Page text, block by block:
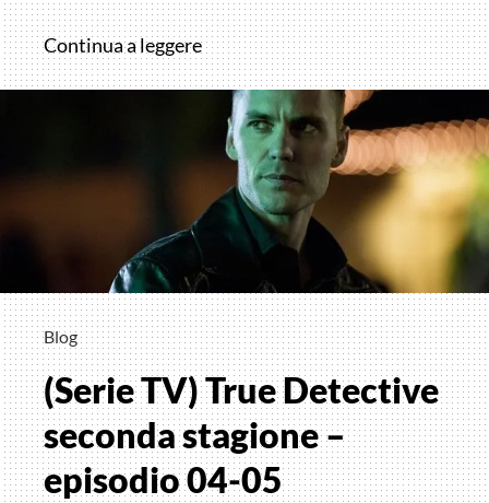
Continua a leggereSotto
le
stelle
d’agosto
ritorna
MoliseCinema2015
Blog
(Serie TV) True Detective
seconda stagione –
episodio 04-05